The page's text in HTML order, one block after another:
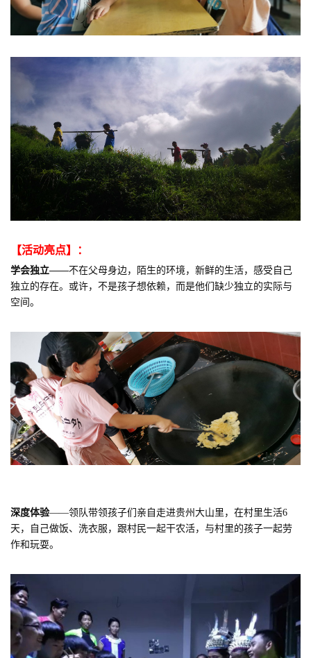
【活动亮点】：
学会独立——不在父母身边，陌生的环境，新鲜的生活，感受自己
独立的存在。或许，不是孩子想依赖，而是他们缺少独立的实际与
空间。
深度体验——领队带领孩子们亲自走进贵州大山里，在村里生活6
天，自己做饭、洗衣服，跟村民一起干农活，与村里的孩子一起劳
作和玩耍。